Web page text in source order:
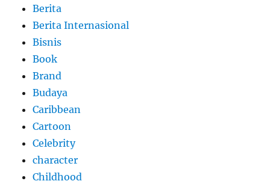
Berita
Berita Internasional
Bisnis
Book
Brand
Budaya
Caribbean
Cartoon
Celebrity
character
Childhood